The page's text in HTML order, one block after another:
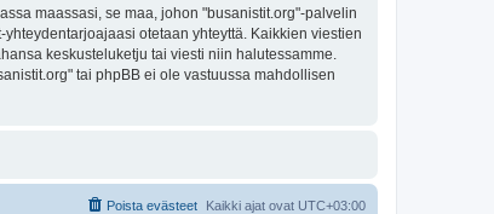
maassasi, se maa, johon "busanistit.org"-palvelin
otetaan yhteyttä. Kaikkien viestien
keskusteluketju tai viesti niin halutessamme.
tai phpBB ei ole vastuussa mahdollisen
Kaikki ajat ovat UTC+03:00
Poista evästeet